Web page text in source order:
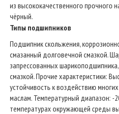
из высококачественного прочного
чёрный.
Типы подшипников
Подшипник скольжения,
смазанный долговечной смазкой.
запрессованных
смазкой. Прочие характеристики:
устойчивость к воздействию
маслам. Температурный диапазон: -
температурах окружающей среды